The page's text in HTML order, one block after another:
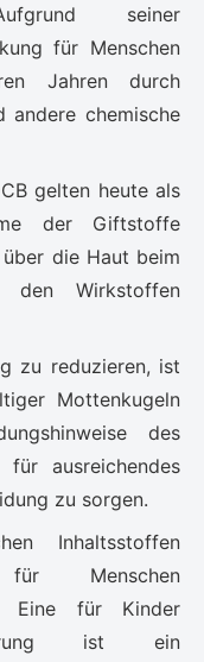
seiner
für Menschen
Jahren durch
andere chemische
gelten heute als
der Giftstoffe
die Haut beim
Wirkstoffen
zu reduzieren, ist
Mottenkugeln
des
ausreichendes
zu sorgen.
Inhaltsstoffen
Menschen
Eine für Kinder
ist ein